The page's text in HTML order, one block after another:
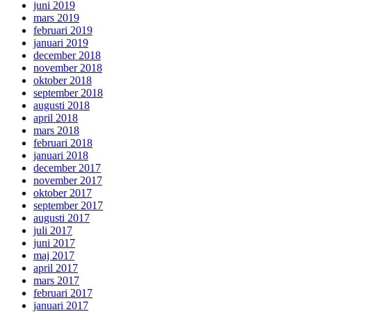
juni 2019
mars 2019
februari 2019
januari 2019
december 2018
november 2018
oktober 2018
september 2018
augusti 2018
april 2018
mars 2018
februari 2018
januari 2018
december 2017
november 2017
oktober 2017
september 2017
augusti 2017
juli 2017
juni 2017
maj 2017
april 2017
mars 2017
februari 2017
januari 2017